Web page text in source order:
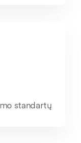
standartų